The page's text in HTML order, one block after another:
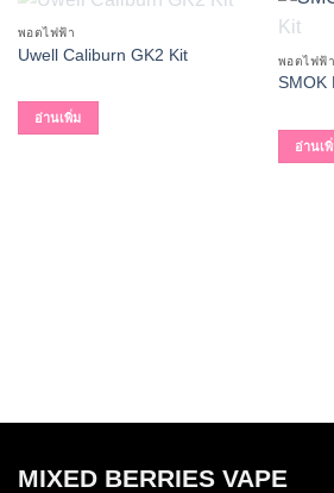
พอตไฟฟ้า
Uwell Caliburn GK2 Kit
อ่านเพิ่ม
พอตไฟฟ้า
SMOK
อ่านเ
MIXED BERRIES VAPE